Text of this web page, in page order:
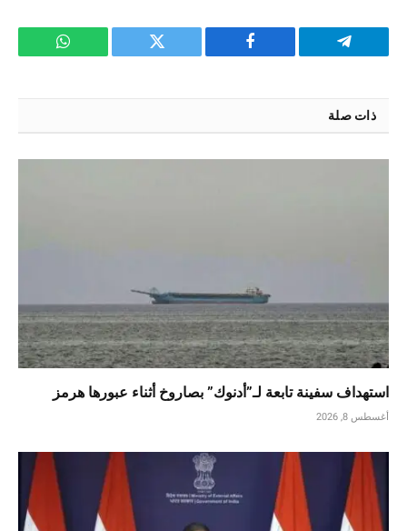
تيلقرام فيسبوك تويتر واتساب
ذات صلة
استهداف سفينة تابعة لـ”أدنوك” بصاروخ أثناء عبورها هرمز
أغسطس 8, 2026